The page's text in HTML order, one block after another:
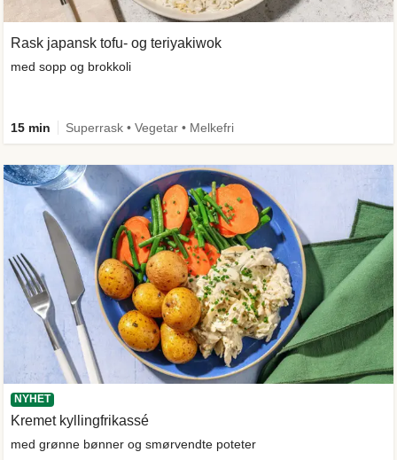
Rask japansk tofu- og teriyakiwok
med sopp og brokkoli
15 min Superrask • Vegetar • Melkefri
NYHET
Kremet kyllingfrikassé
med grønne bønner og smørvendte poteter